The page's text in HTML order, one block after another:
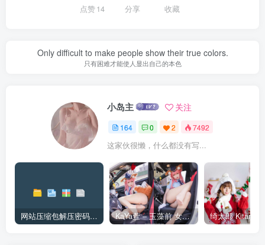
点赞14 分享 收藏
Only difficult to make people show their true colors.
只有困难才能使人显出自己的本色
小岛主 关注
164 0 2 7492
这家伙很懒，什么都没有写...
网站压缩包解压密码和解压问题 KaYa萱 – 玉藻前 女警裝Ver [20P_99MB]